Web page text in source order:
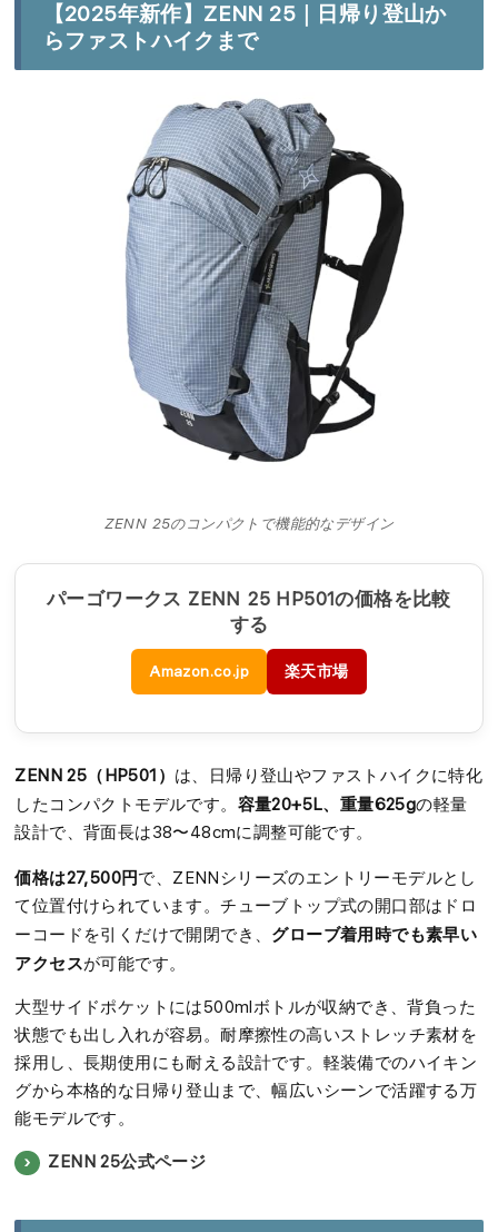
【2025年新作】ZENN 25｜日帰り登山か
らファストハイクまで
ZENN 25のコンパクトで機能的なデザイン
パーゴワークス ZENN 25 HP501の価格を比較
する
Amazon.co.jp 楽天市場
ZENN 25（HP501） は、日帰り登山やファストハイクに特化
したコンパクトモデルです。 容量20+5L、重量625gの軽量
設計で、背面長は38〜48cmに調整可能です。
価格は27,500円で、ZENNシリーズのエントリーモデルとし
て位置付けられています。チューブトップ式の開口部はドロ
ーコードを引くだけで開閉でき、 グローブ着用時でも素早い
アクセスが可能です。
大型サイドポケットには500mlボトルが収納でき、背負った
状態でも出し入れが容易。耐摩擦性の高いストレッチ素材を
採用し、長期使用にも耐える設計です。軽装備でのハイキン
グから本格的な日帰り登山まで、幅広いシーンで活躍する万
能モデルです。
ZENN 25公式ページ